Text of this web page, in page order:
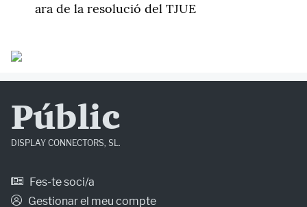
ara de la resolució del TJUE
Públic
DISPLAY CONNECTORS, SL.
Fes-te soci/a
Gestionar el meu compte